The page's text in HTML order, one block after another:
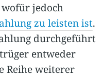
wofür jedoch
zu leisten ist.
durchgeführt
entweder
Reihe weiterer